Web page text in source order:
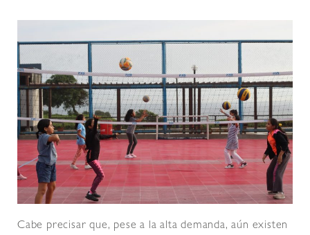
Cabe precisar que, pese a la alta demanda, aún existen